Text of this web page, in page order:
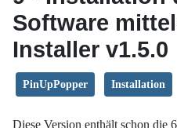
Software
Installer v1.5.0
PinUpPopper Installation
Diese Version enthält schon